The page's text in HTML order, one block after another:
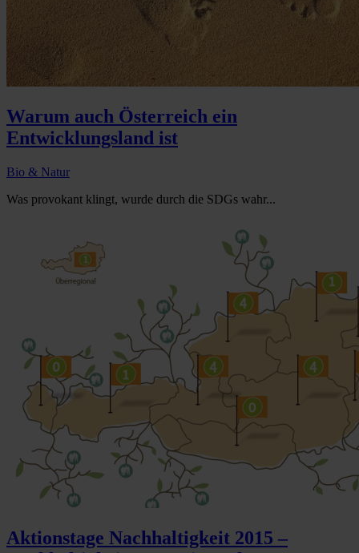
Warum auch Österreich ein
Entwicklungsland ist
Bio & Natur
Was provokant klingt, wurde durch die SDGs wahr...
Aktionstage Nachhaltigkeit 2015 –